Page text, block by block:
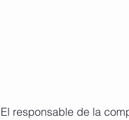
El responsable de la